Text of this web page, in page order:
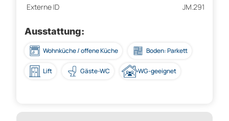
Externe ID JM.291
Ausstattung:
Wohnküche / offene Küche Boden: Parkett
Lift Gäste-WC WG-geeignet